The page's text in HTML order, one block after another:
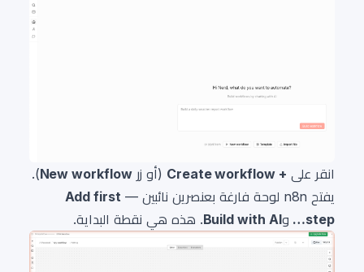
انقر على + Create workflow (أو زرNew workflow
).
يفتح n8n لوحة فارغة بعنصرين نائبين —
Add first
step…
وBuild with AI. هذه هي نقطة البداية.